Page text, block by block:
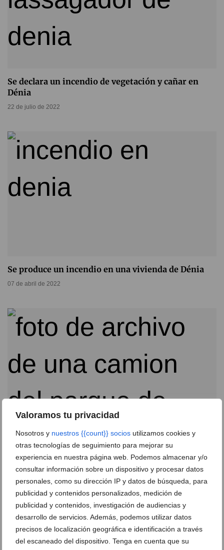
Valoramos tu privacidad
Nosotros y nuestros {{count}} socios utilizamos cookies y
otras tecnologías de seguimiento para mejorar su
experiencia en nuestra página web. Podemos almacenar y/o
consultar información sobre un dispositivo y procesar datos
personales, como su dirección IP y datos de búsqueda, para
publicidad y contenidos personalizados, medición de
publicidad y contenidos, investigación de audiencias y
desarrollo de servicios. Además, podemos utilizar datos
precisos de localización geográfica e identificación a través
del escaneado del dispositivo. Tenga en cuenta que su
Se declara un incendio de vegetación y cañar en
Dénia
22 de julio de 2022
Se produce un incendio en una vivienda de Dénia
07 de abril de 2022
Una chimenea en mal estado calcina una vivienda
en Dénia
15 de febrero de 2022